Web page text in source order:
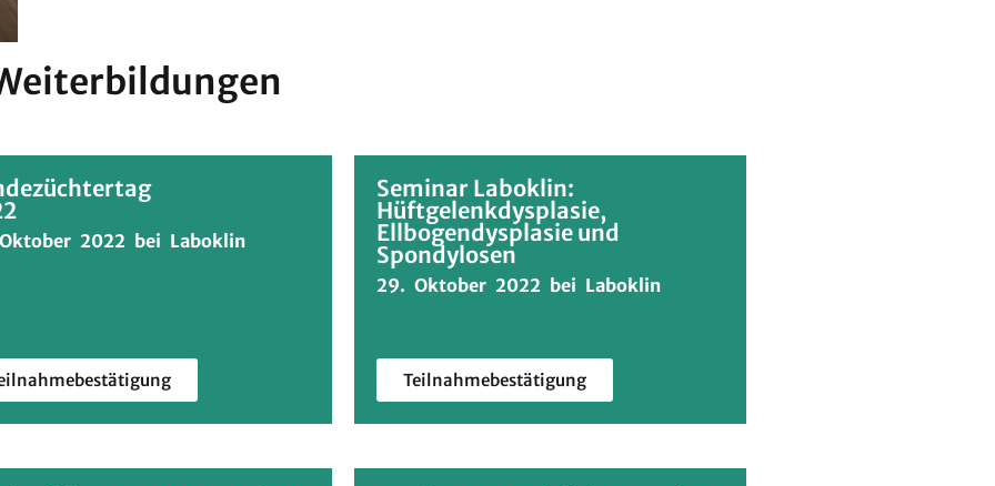
2022 bei Laboklin
Seminar Laboklin:
Hüftgelenkdysplasie,
Ellbogendysplasie und
Spondylosen
29. Oktober 2022 bei Laboklin
Teilnahmebestätigung